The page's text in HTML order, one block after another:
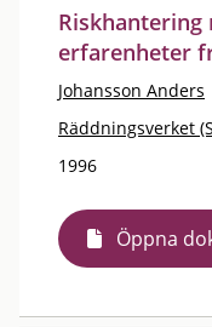
Riskhantering
erfarenheter
Johansson Anders
Räddningsverket
1996
Öppna